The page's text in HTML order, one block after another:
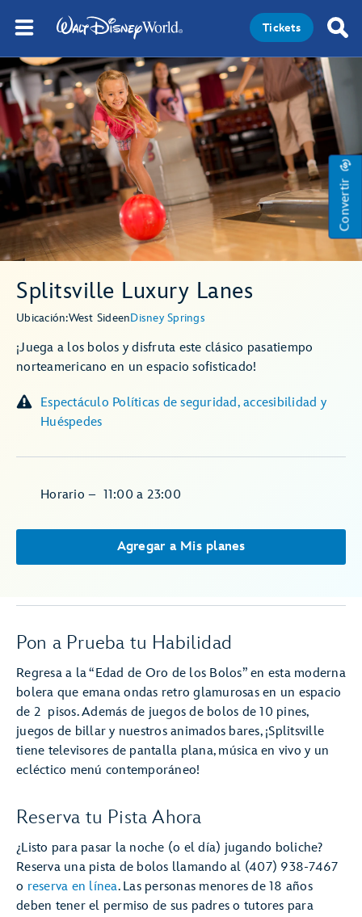
Tickets
Convertir
Splitsville Luxury Lanes
Ubicación:West SideenDisney Springs
¡Juega a los bolos y disfruta este clásico pasatiempo
norteamericano en un espacio sofisticado!
Espectáculo Políticas de seguridad, accesibilidad y
Huéspedes
Horario – 11:00 a 23:00
Agregar a Mis planes
Pon a Prueba tu Habilidad
Regresa a la “Edad de Oro de los Bolos” en esta moderna
bolera que emana ondas retro glamurosas en un espacio
de 2 pisos. Además de juegos de bolos de 10 pines,
juegos de billar y nuestros animados bares, ¡Splitsville
tiene televisores de pantalla plana, música en vivo y un
ecléctico menú contemporáneo!
Reserva tu Pista Ahora
¿Listo para pasar la noche (o el día) jugando boliche?
Reserva una pista de bolos llamando al (407) 938-7467
o reserva en línea. Las personas menores de 18 años
deben tener el permiso de sus padres o tutores para